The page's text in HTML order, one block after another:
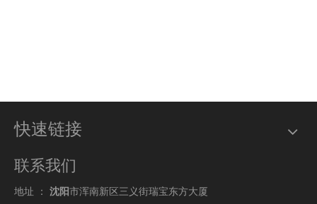
快速链接
联系我们
地址 ： 沈阳市浑南新区三义街瑞宝东方大厦